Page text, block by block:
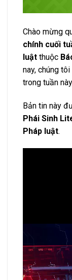
Chào mừng
chính cuối
luật thuộc
nay, chúng
trong tuần
Bản tin này
Phái Sinh
Pháp luật.